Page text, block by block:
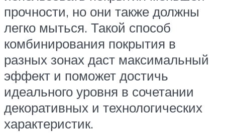
прочности, но они также должны
легко мыться. Такой способ
комбинирования покрытия в
разных зонах даст максимальный
эффект и поможет достичь
идеального уровня в сочетании
декоративных и технологических
характеристик.